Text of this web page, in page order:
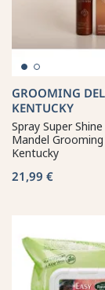
GROOMING
KENTUCKY
Spray Super
Mandel
Kentucky
21,99 €